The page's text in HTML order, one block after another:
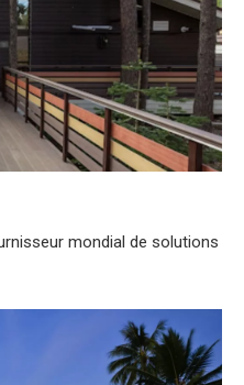
mondial de solutions